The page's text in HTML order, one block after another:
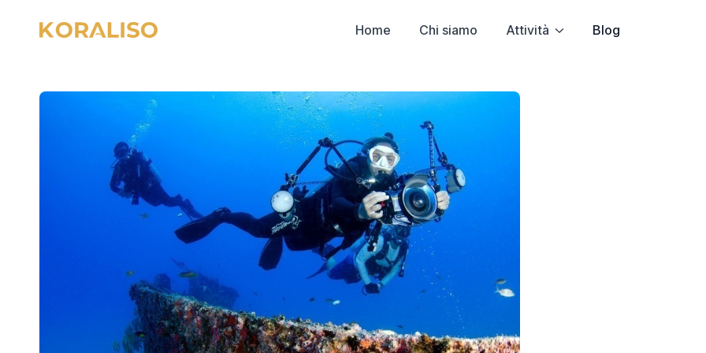
Home Chi siamo Attività Blog